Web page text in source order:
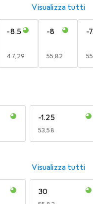
Visualizza tutti
-8.5
EUR
47,29
-8
EUR
55,82
-
-1.25
EUR
53,58
Visualizza tutti
30